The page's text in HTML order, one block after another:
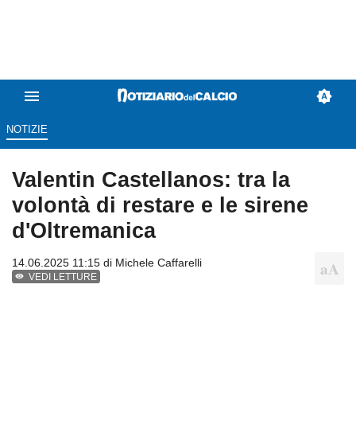
NOTIZIE
Valentin Castellanos: tra la
volontà di restare e le sirene
d'Oltremanica
14.06.2025 11:15 di Michele Caffarelli
VEDI LETTURE